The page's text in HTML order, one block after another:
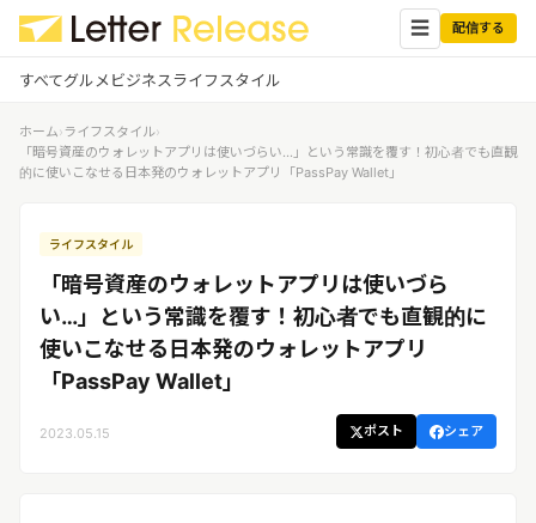
☰ 配信する
すべてグルメビジネスライフスタイル
ビジネス
ライフスタイル
ログイン ✕
企業ユーザーでログイン
する
受信 レターリリース受信ユーザー
メディアユーザーでログインする
レターリリースを受信（メディア登
録）
ホーム›ライフスタイル›
「暗号資産のウォレットアプリは使いづらい…」という常識を覆す！初心者でも直観
的に使いこなせる日本発のウォレットアプリ「PassPay Wallet」
ライフスタイル
「暗号資産のウォレットアプリは使いづら
い…」という常識を覆す！初心者でも直観的に
使いこなせる日本発のウォレットアプリ
「PassPay Wallet」
2023.05.15 ポスト シェア